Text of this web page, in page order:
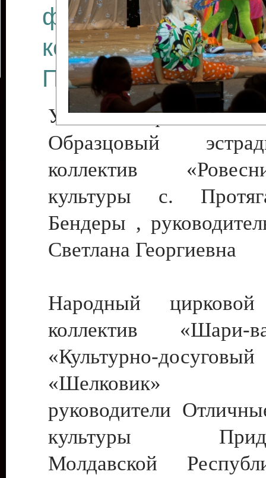
фестиваля
коллективов
Приднестровского
Участники фестиваля:
Образцовый
коллектив
культуры с.
Бендеры ,
Светлана Георгиевна
Народный цирковой
коллектив
«Культурно-
«Шелковик»
руководители
культуры
Молдавской